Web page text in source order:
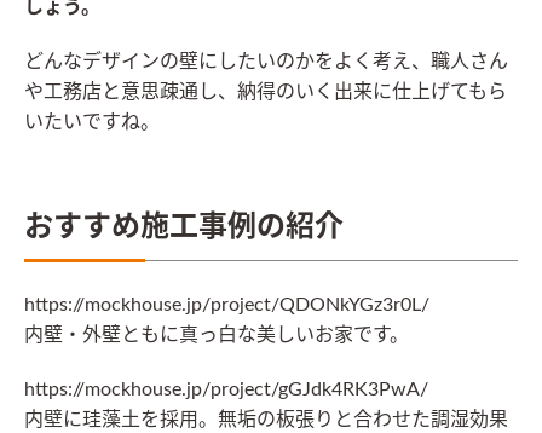
しょう。
どんなデザインの壁にしたいのかをよく考え、職人さん
や工務店と意思疎通し、納得のいく出来に仕上げてもら
いたいですね。
おすすめ施工事例の紹介
https://mockhouse.jp/project/QDONkYGz3r0L/
内壁・外壁ともに真っ白な美しいお家です。
https://mockhouse.jp/project/gGJdk4RK3PwA/
内壁に珪藻土を採用。無垢の板張りと合わせた調湿効果